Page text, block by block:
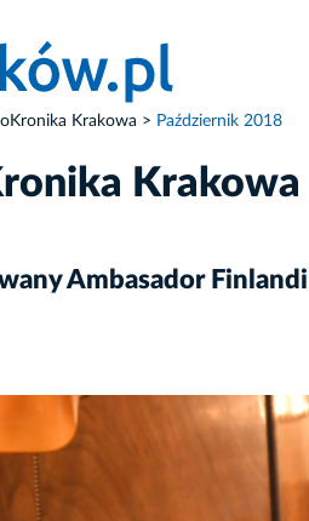
Krakowa Październik 2018
Krakowa
Ambasador